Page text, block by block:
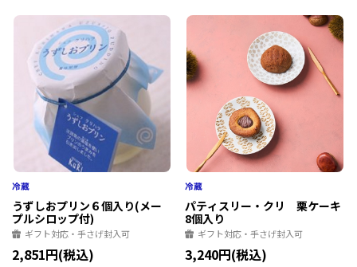
うずしおプリン６個入り(メー
プルシロップ付)
ギフト対応・手さげ封入可
2,851円(税込)
パティスリー・クリ 栗ケーキ
8個入り
ギフト対応・手さげ封入可
3,240円(税込)